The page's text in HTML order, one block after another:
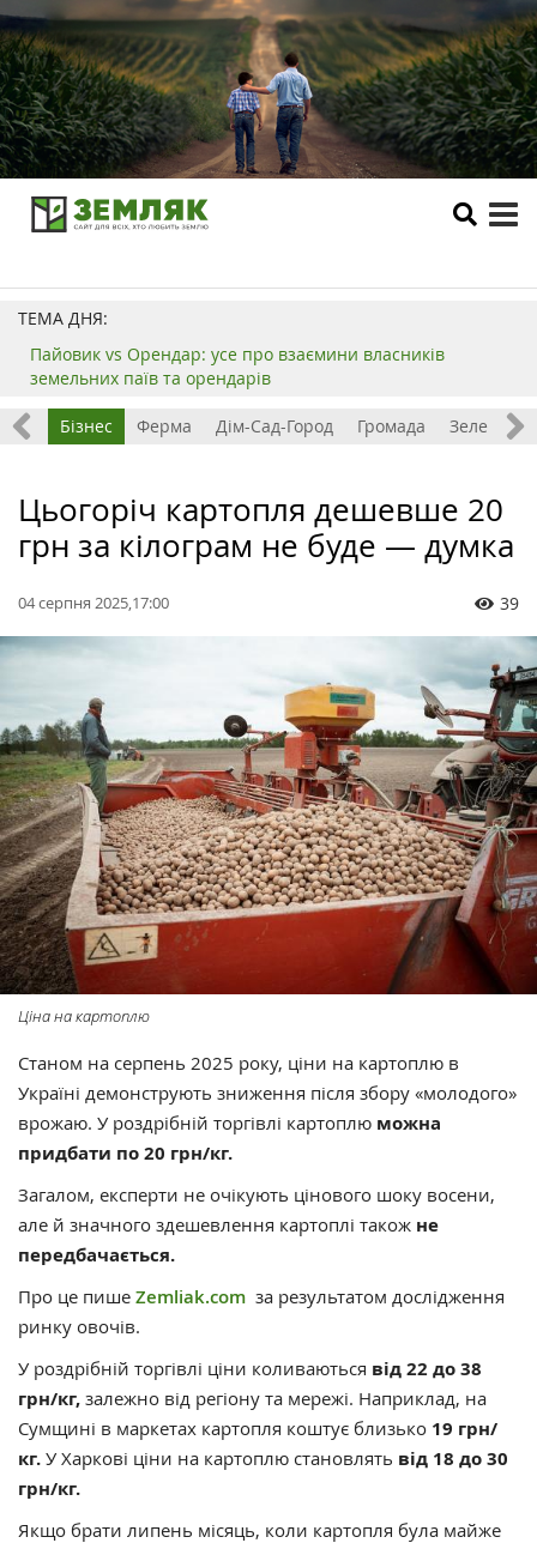
ТЕМА ДНЯ:
Пайовик vs Орендар: усе про взаємини власників
земельних паїв та орендарів
Бізнес Ферма Дім-Сад-Город Громада Зелений
Цьогоріч картопля дешевше 20
грн за кілограм не буде — думка
04 серпня 2025,17:00 39
Ціна на картоплю
Станом на серпень 2025 року, ціни на картоплю в
Україні демонструють зниження після збору «молодого»
врожаю. У роздрібній торгівлі картоплю можна
придбати по 20 грн/кг.
Загалом, експерти не очікують цінового шоку восени,
але й значного здешевлення картоплі також не
передбачається.
Про це пише Zemliak.com за результатом дослідження
ринку овочів.
У роздрібній торгівлі ціни коливаються від 22 до 38
грн/кг, залежно від регіону та мережі. Наприклад, на
Сумщині в маркетах картопля коштує близько 19 грн/
кг. У Харкові ціни на картоплю становлять від 18 до 30
грн/кг.
Якщо брати липень місяць, коли картопля була майже